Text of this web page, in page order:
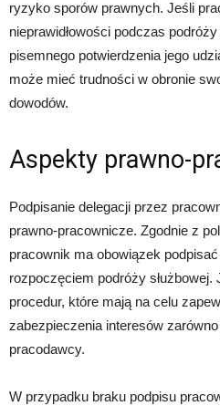
ryzyko sporów prawnych. Jeśli
nieprawidłowości podczas
pisemnego potwierdzenia jego
może mieć trudności w obronie
dowodów.
Aspekty prawno-
Podpisanie delegacji przez
prawno-pracownicze. Zgodnie z
pracownik ma obowiązek
rozpoczęciem podróży
procedur, które mają na celu
zabezpieczenia interesów
pracodawcy.
W przypadku braku podpisu